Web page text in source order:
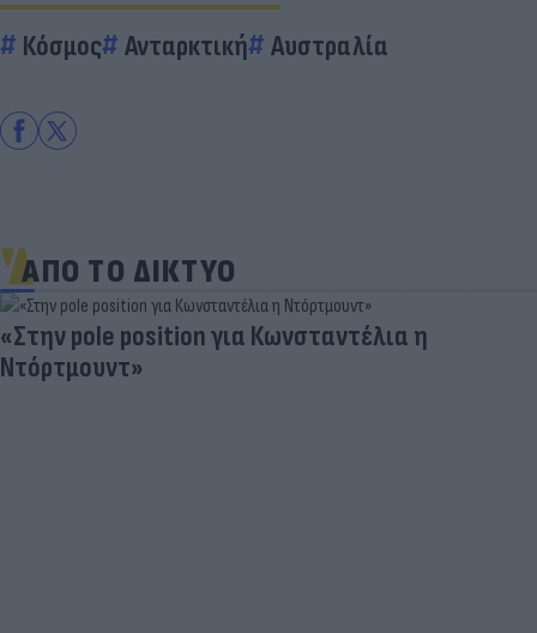
Κόσμος Ανταρκτική Αυστραλία
ΑΠΟ ΤΟ ΔΙΚΤΥΟ
«Στην pole position για Κωνσταντέλια η
Ντόρτμουντ»